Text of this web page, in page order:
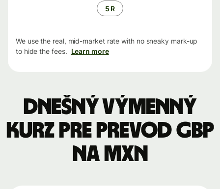
5 R
We use the real, mid-market rate with no sneaky mark-up
to hide the fees. Learn more
Dnešný výmenný
kurz pre prevod GBP
na MXN